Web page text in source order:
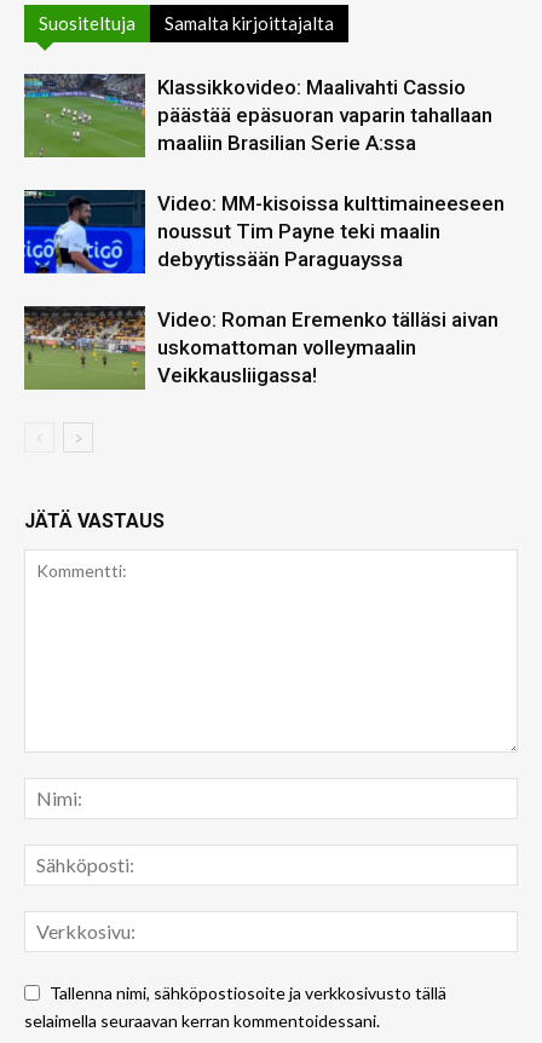
Suositeltuja Samalta kirjoittajalta
Klassikkovideo: Maalivahti Cassio
päästää epäsuoran vaparin tahallaan
maaliin Brasilian Serie A:ssa
Video: MM-kisoissa kulttimaineeseen
noussut Tim Payne teki maalin
debyytissään Paraguayssa
Video: Roman Eremenko tälläsi aivan
uskomattoman volleymaalin
Veikkausliigassa!
JÄTÄ VASTAUS
Tallenna nimi, sähköpostiosoite ja verkkosivusto tällä
selaimella seuraavan kerran kommentoidessani.